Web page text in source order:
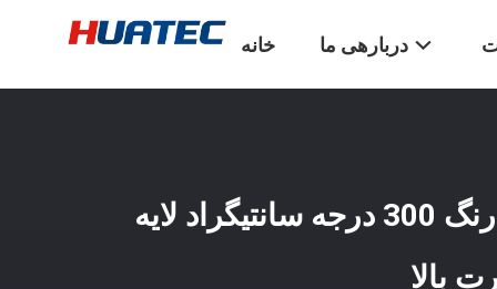
خانه دربارهی ما
ضخامت سنج پوشش رنگ 300 درجه سانتیگراد لایه
بالا